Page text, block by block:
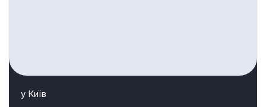
у Київ